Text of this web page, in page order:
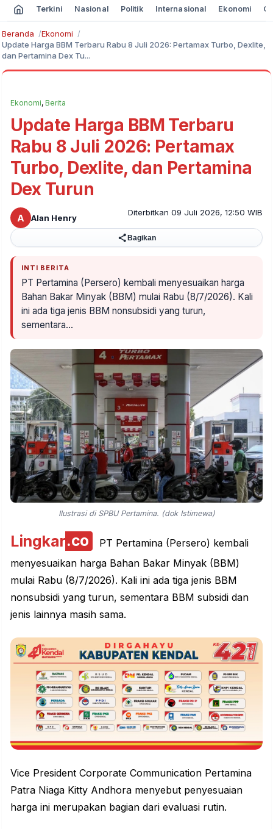
Terkini Nasional Politik Internasional Ekonomi
Beranda
Ekonomi
Update Harga BBM Terbaru Rabu 8 Juli 2026: Pertamax Turbo, Dexlite,
dan Pertamina Dex Tu...
Ekonomi, Berita
Update Harga BBM Terbaru
Rabu 8 Juli 2026: Pertamax
Turbo, Dexlite, dan Pertamina
Dex Turun
A Alan Henry
Diterbitkan 09 Juli 2026, 12:50 WIB
Bagikan
INTI BERITA
PT Pertamina (Persero) kembali menyesuaikan harga
Bahan Bakar Minyak (BBM) mulai Rabu (8/7/2026). Kali
ini ada tiga jenis BBM nonsubsidi yang turun,
sementara…
Ilustrasi di SPBU Pertamina. (dok Istimewa)
Lingkar.co
PT Pertamina (Persero) kembali
menyesuaikan harga Bahan Bakar Minyak (BBM)
mulai Rabu (8/7/2026). Kali ini ada tiga jenis BBM
nonsubsidi yang turun, sementara BBM subsidi dan
jenis lainnya masih sama.
Vice President Corporate Communication Pertamina
Patra Niaga Kitty Andhora menyebut penyesuaian
harga ini merupakan bagian dari evaluasi rutin.